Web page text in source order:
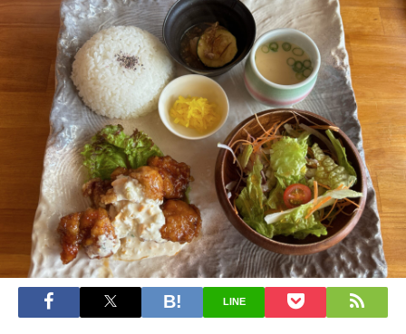
LINE